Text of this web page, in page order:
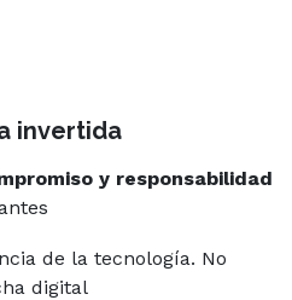
invertida
y responsabilidad
de la tecnología. No
digital